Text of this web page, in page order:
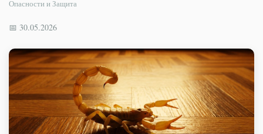
Опасности и Защита
📅 30.05.2026